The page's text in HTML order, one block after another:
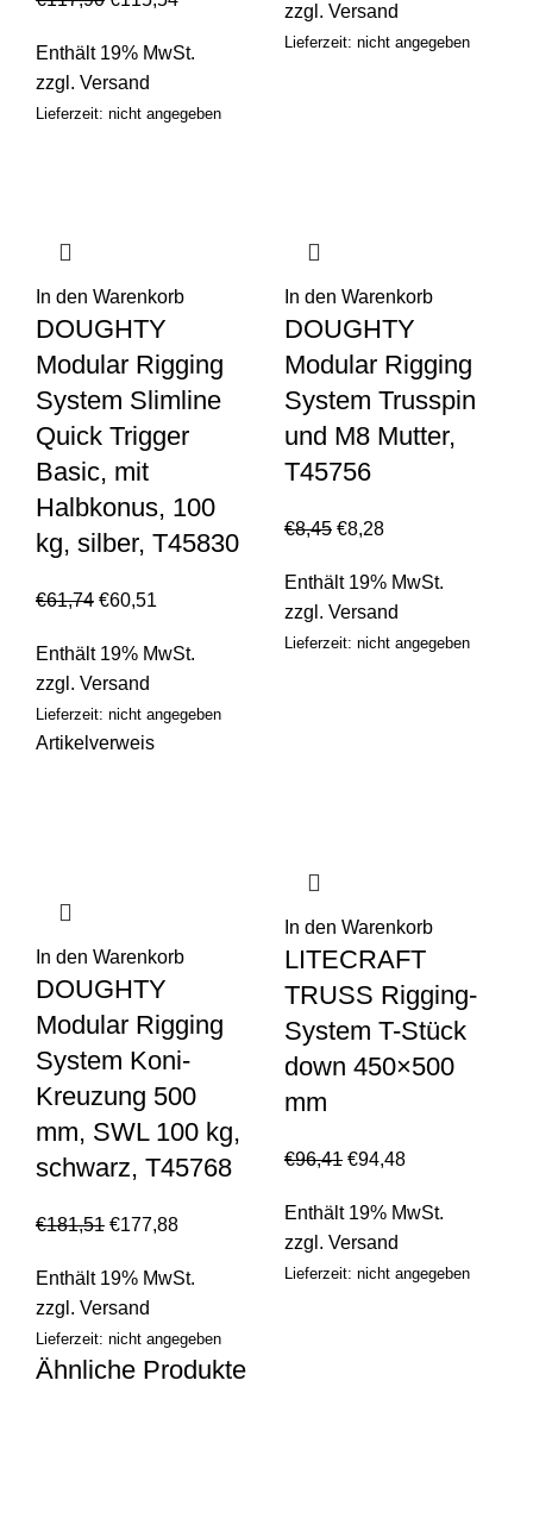
Enthält 19% MwSt.
zzgl. Versand
Lieferzeit: nicht angegeben
zzgl. Versand
Lieferzeit: nicht angegeben
In den Warenkorb
DOUGHTY
Modular Rigging
System Slimline
Quick Trigger
Basic, mit
Halbkonus, 100
kg, silber, T45830
€61,74 €60,51
Enthält 19% MwSt.
zzgl. Versand
Lieferzeit: nicht angegeben
In den Warenkorb
DOUGHTY
Modular Rigging
System Trusspin
und M8 Mutter,
T45756
€8,45 €8,28
Enthält 19% MwSt.
zzgl. Versand
Lieferzeit: nicht angegeben
Artikelverweis
In den Warenkorb
DOUGHTY
Modular Rigging
System Koni-
Kreuzung 500
mm, SWL 100 kg,
schwarz, T45768
€181,51 €177,88
Enthält 19% MwSt.
zzgl. Versand
Lieferzeit: nicht angegeben
In den Warenkorb
LITECRAFT
TRUSS Rigging-
System T-Stück
down 450×500
mm
€96,41 €94,48
Enthält 19% MwSt.
zzgl. Versand
Lieferzeit: nicht angegeben
Ähnliche Produkte